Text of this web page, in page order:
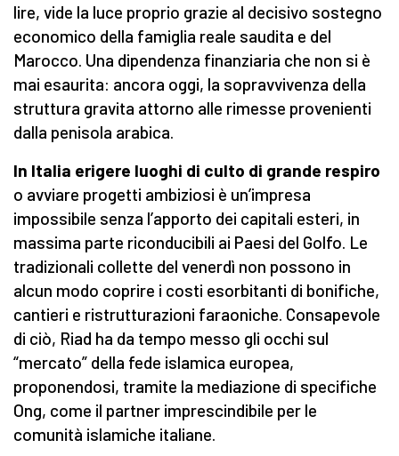
lire, vide la luce proprio grazie al decisivo sostegno
economico della famiglia reale saudita e del
Marocco. Una dipendenza finanziaria che non si è
mai esaurita: ancora oggi, la sopravvivenza della
struttura gravita attorno alle rimesse provenienti
dalla penisola arabica.
In Italia erigere luoghi di culto di grande respiro
o avviare progetti ambiziosi è un’impresa
impossibile senza l’apporto dei capitali esteri, in
massima parte riconducibili ai Paesi del Golfo. Le
tradizionali collette del venerdì non possono in
alcun modo coprire i costi esorbitanti di bonifiche,
cantieri e ristrutturazioni faraoniche. Consapevole
di ciò, Riad ha da tempo messo gli occhi sul
“mercato” della fede islamica europea,
proponendosi, tramite la mediazione di specifiche
Ong, come il partner imprescindibile per le
comunità islamiche italiane.